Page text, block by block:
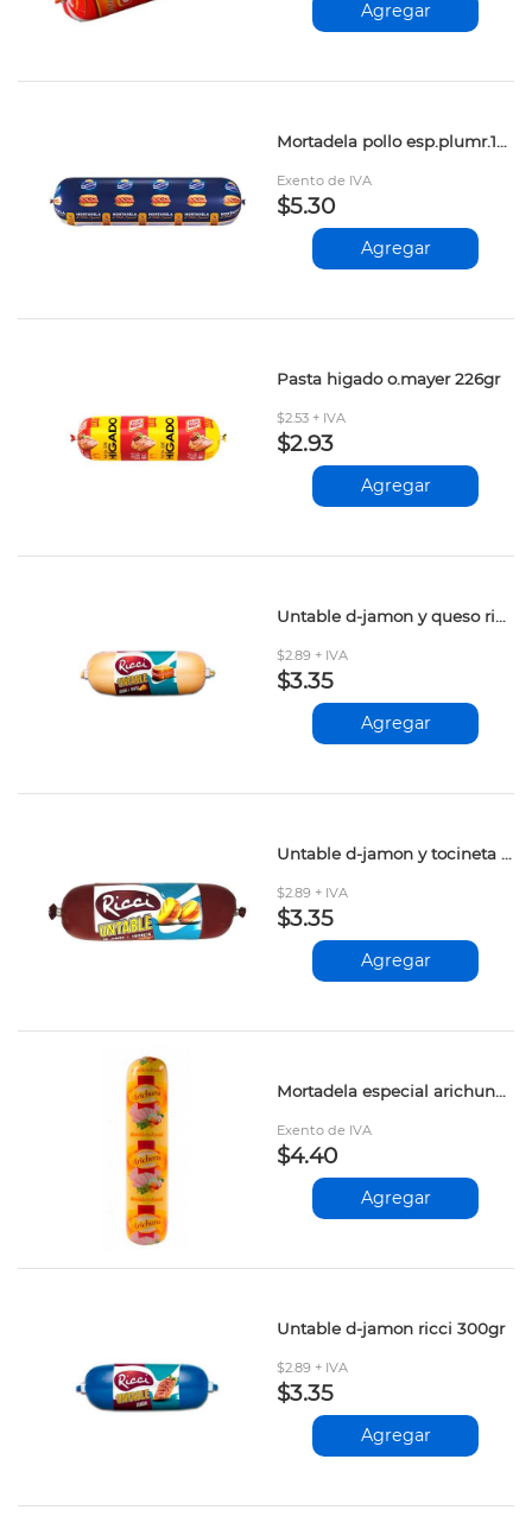
Agregar
Mortadela pollo esp.plumr.1kg
Exento de IVA
$5.30
Agregar
Pasta higado o.mayer 226gr
$2.53 + IVA
$2.93
Agregar
Untable d-jamon y queso ricci 300gr
$2.89 + IVA
$3.35
Agregar
Untable d-jamon y tocineta ricci 300gr
$2.89 + IVA
$3.35
Agregar
Mortadela especial arichuna 1kg
Exento de IVA
$4.40
Agregar
Untable d-jamon ricci 300gr
$2.89 + IVA
$3.35
Agregar